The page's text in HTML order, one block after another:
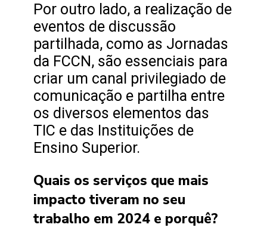
Por outro lado, a realização de
eventos de discussão
partilhada, como as Jornadas
da FCCN, são essenciais para
criar um canal privilegiado de
comunicação e partilha entre
os diversos elementos das
TIC e das Instituições de
Ensino Superior.
Quais os serviços que mais
impacto tiveram no seu
trabalho em 2024 e porquê?